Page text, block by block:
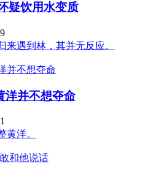
疑饮用水变质
来遇到林，其并无反应。
洋并不想夺命
黄洋。